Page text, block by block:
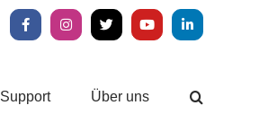
FacebookInstagram
X YouTubeLinkedIn
Support Über uns